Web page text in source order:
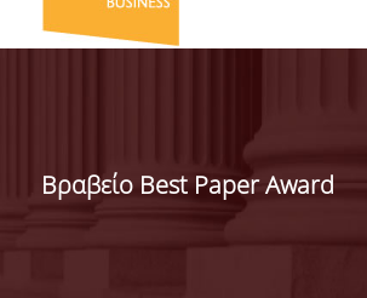
Βραβείο Best Paper Award